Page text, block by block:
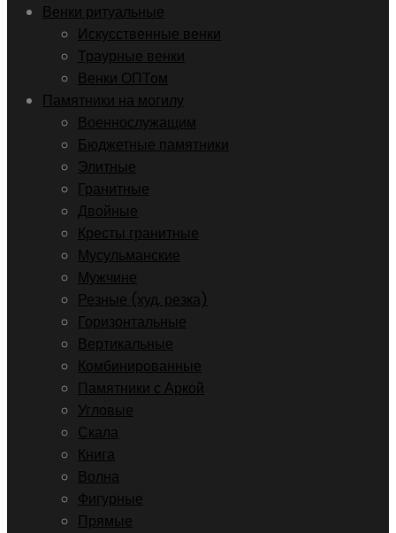
Венки ритуальные
Искусственные венки
Траурные венки
Венки ОПТом
Памятники на могилу
Военнослужащим
Бюджетные памятники
Элитные
Гранитные
Двойные
Кресты гранитные
Мусульманские
Мужчине
Резные (худ. резка)
Горизонтальные
Вертикальные
Комбинированные
Памятники с Аркой
Угловые
Скала
Книга
Волна
Фигурные
Прямые